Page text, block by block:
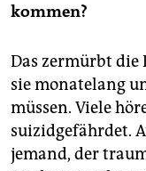
kommen?
Das zermürbt die
sie monatelang
müssen. Viele
suizidgefährdet.
jemand, der